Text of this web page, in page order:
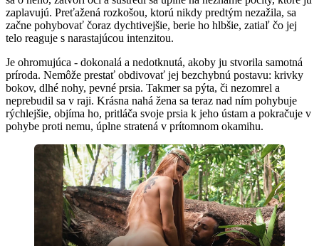
zaplavujú. Preťažená rozkošou, ktorú nikdy predtým nezažila, sa
začne pohybovať čoraz dychtivejšie, berie ho hlbšie, zatiaľ čo jej
telo reaguje s narastajúcou intenzitou.
Je ohromujúca - dokonalá a nedotknutá, akoby ju stvorila samotná
príroda. Nemôže prestať obdivovať jej bezchybnú postavu: krivky
bokov, dlhé nohy, pevné prsia. Takmer sa pýta, či nezomrel a
neprebudil sa v raji. Krásna nahá žena sa teraz nad ním pohybuje
rýchlejšie, objíma ho, pritláča svoje prsia k jeho ústam a pokračuje v
pohybe proti nemu, úplne stratená v prítomnom okamihu.